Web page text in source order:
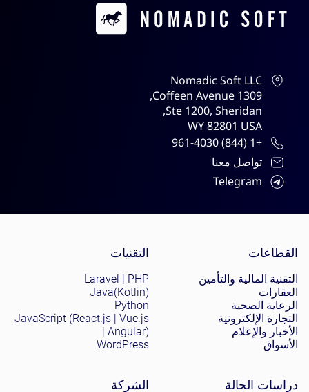
Contacts
Nomadic Soft LLC
1309 Coffeen Avenue,
Ste 1200, Sheridan,
WY 82801 USA
+1 (844) 961-4030
تواصل معنا
Telegram
Site menu
القطاعات
التقنية المالية والتأمين
العقارات
الرعاية الصحية
التجارة الإلكترونية
الأخبار والإعلام
الأسواق
التقنيات
Laravel | PHP
Java(Kotlin)
Python
JavaScript (React.js | Vue.js
| Angular)
WordPress
دراسات الحالة الشركة